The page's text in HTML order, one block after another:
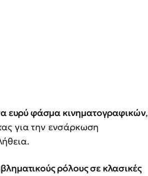
ευρύ φάσμα κινηματογραφικών,
για την ενσάρκωση
ρόλους σε κλασικές